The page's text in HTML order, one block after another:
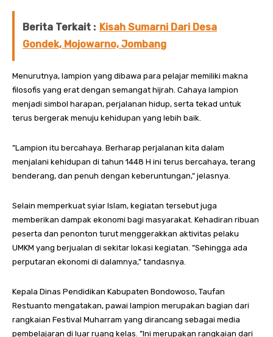
Berita Terkait : Kisah Sumarni Dari Desa
Gondek, Mojowarno, Jombang
Menurutnya, lampion yang dibawa para pelajar memiliki makna
filosofis yang erat dengan semangat hijrah. Cahaya lampion
menjadi simbol harapan, perjalanan hidup, serta tekad untuk
terus bergerak menuju kehidupan yang lebih baik.
”Lampion itu bercahaya. Berharap perjalanan kita dalam
menjalani kehidupan di tahun 1448 H ini terus bercahaya, terang
benderang, dan penuh dengan keberuntungan,” jelasnya.
Selain memperkuat syiar Islam, kegiatan tersebut juga
memberikan dampak ekonomi bagi masyarakat. Kehadiran ribuan
peserta dan penonton turut menggerakkan aktivitas pelaku
UMKM yang berjualan di sekitar lokasi kegiatan. ”Sehingga ada
perputaran ekonomi di dalamnya,” tandasnya.
Kepala Dinas Pendidikan Kabupaten Bondowoso, Taufan
Restuanto mengatakan, pawai lampion merupakan bagian dari
rangkaian Festival Muharram yang dirancang sebagai media
pembelajaran di luar ruang kelas. ”Ini merupakan rangkaian dari